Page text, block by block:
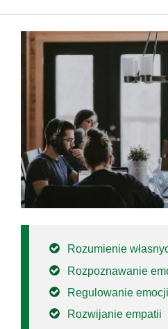
Rozumienie
Rozpoznawanie
Regulowanie
Rozwijanie empatii